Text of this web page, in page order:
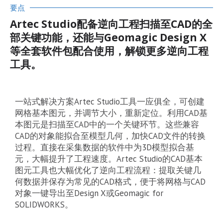
要点
Artec Studio配备逆向工程扫描至CAD的全
部关键功能，还能与Geomagic Design X
等全套软件包配合使用，解锁更多逆向工程
工具。
一站式解决方案Artec Studio工具一应俱全，可创建
网格基本图元，并调节大小，重新定位。利用CAD基
本图元是扫描至CAD中的一个关键环节。这些兼容
CAD的对象能拟合至模型几何，加快CAD文件的转换
过程。直接在采集数据的软件中为3D模型拟合基
元，大幅提升了工程速度。Artec Studio的CAD基本
图元工具也大幅优化了逆向工程流程：提取关键几
何数据并保存为常见的CAD格式，便于将网格与CAD
对象一键导出至Design X或Geomagic for
SOLIDWORKS。